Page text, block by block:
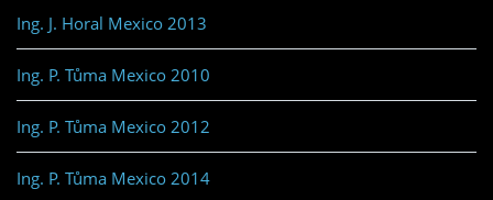
Ing. J. Horal Mexico 2013
Ing. P. Tůma Mexico 2010
Ing. P. Tůma Mexico 2012
Ing. P. Tůma Mexico 2014